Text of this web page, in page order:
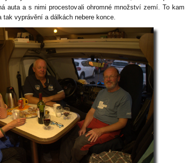
auta a s nimi procestovali ohromné množství zemí. To kam
tak vyprávění a dálkách nebere konce.